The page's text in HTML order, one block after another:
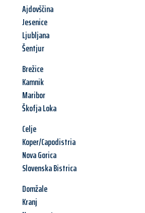
Ajdovščina
Jesenice
Ljubljana
Šentjur
Brežice
Kamnik
Maribor
Škofja Loka
Celje
Koper/Capodistria
Nova Gorica
Slovenska Bistrica
Domžale
Kranj